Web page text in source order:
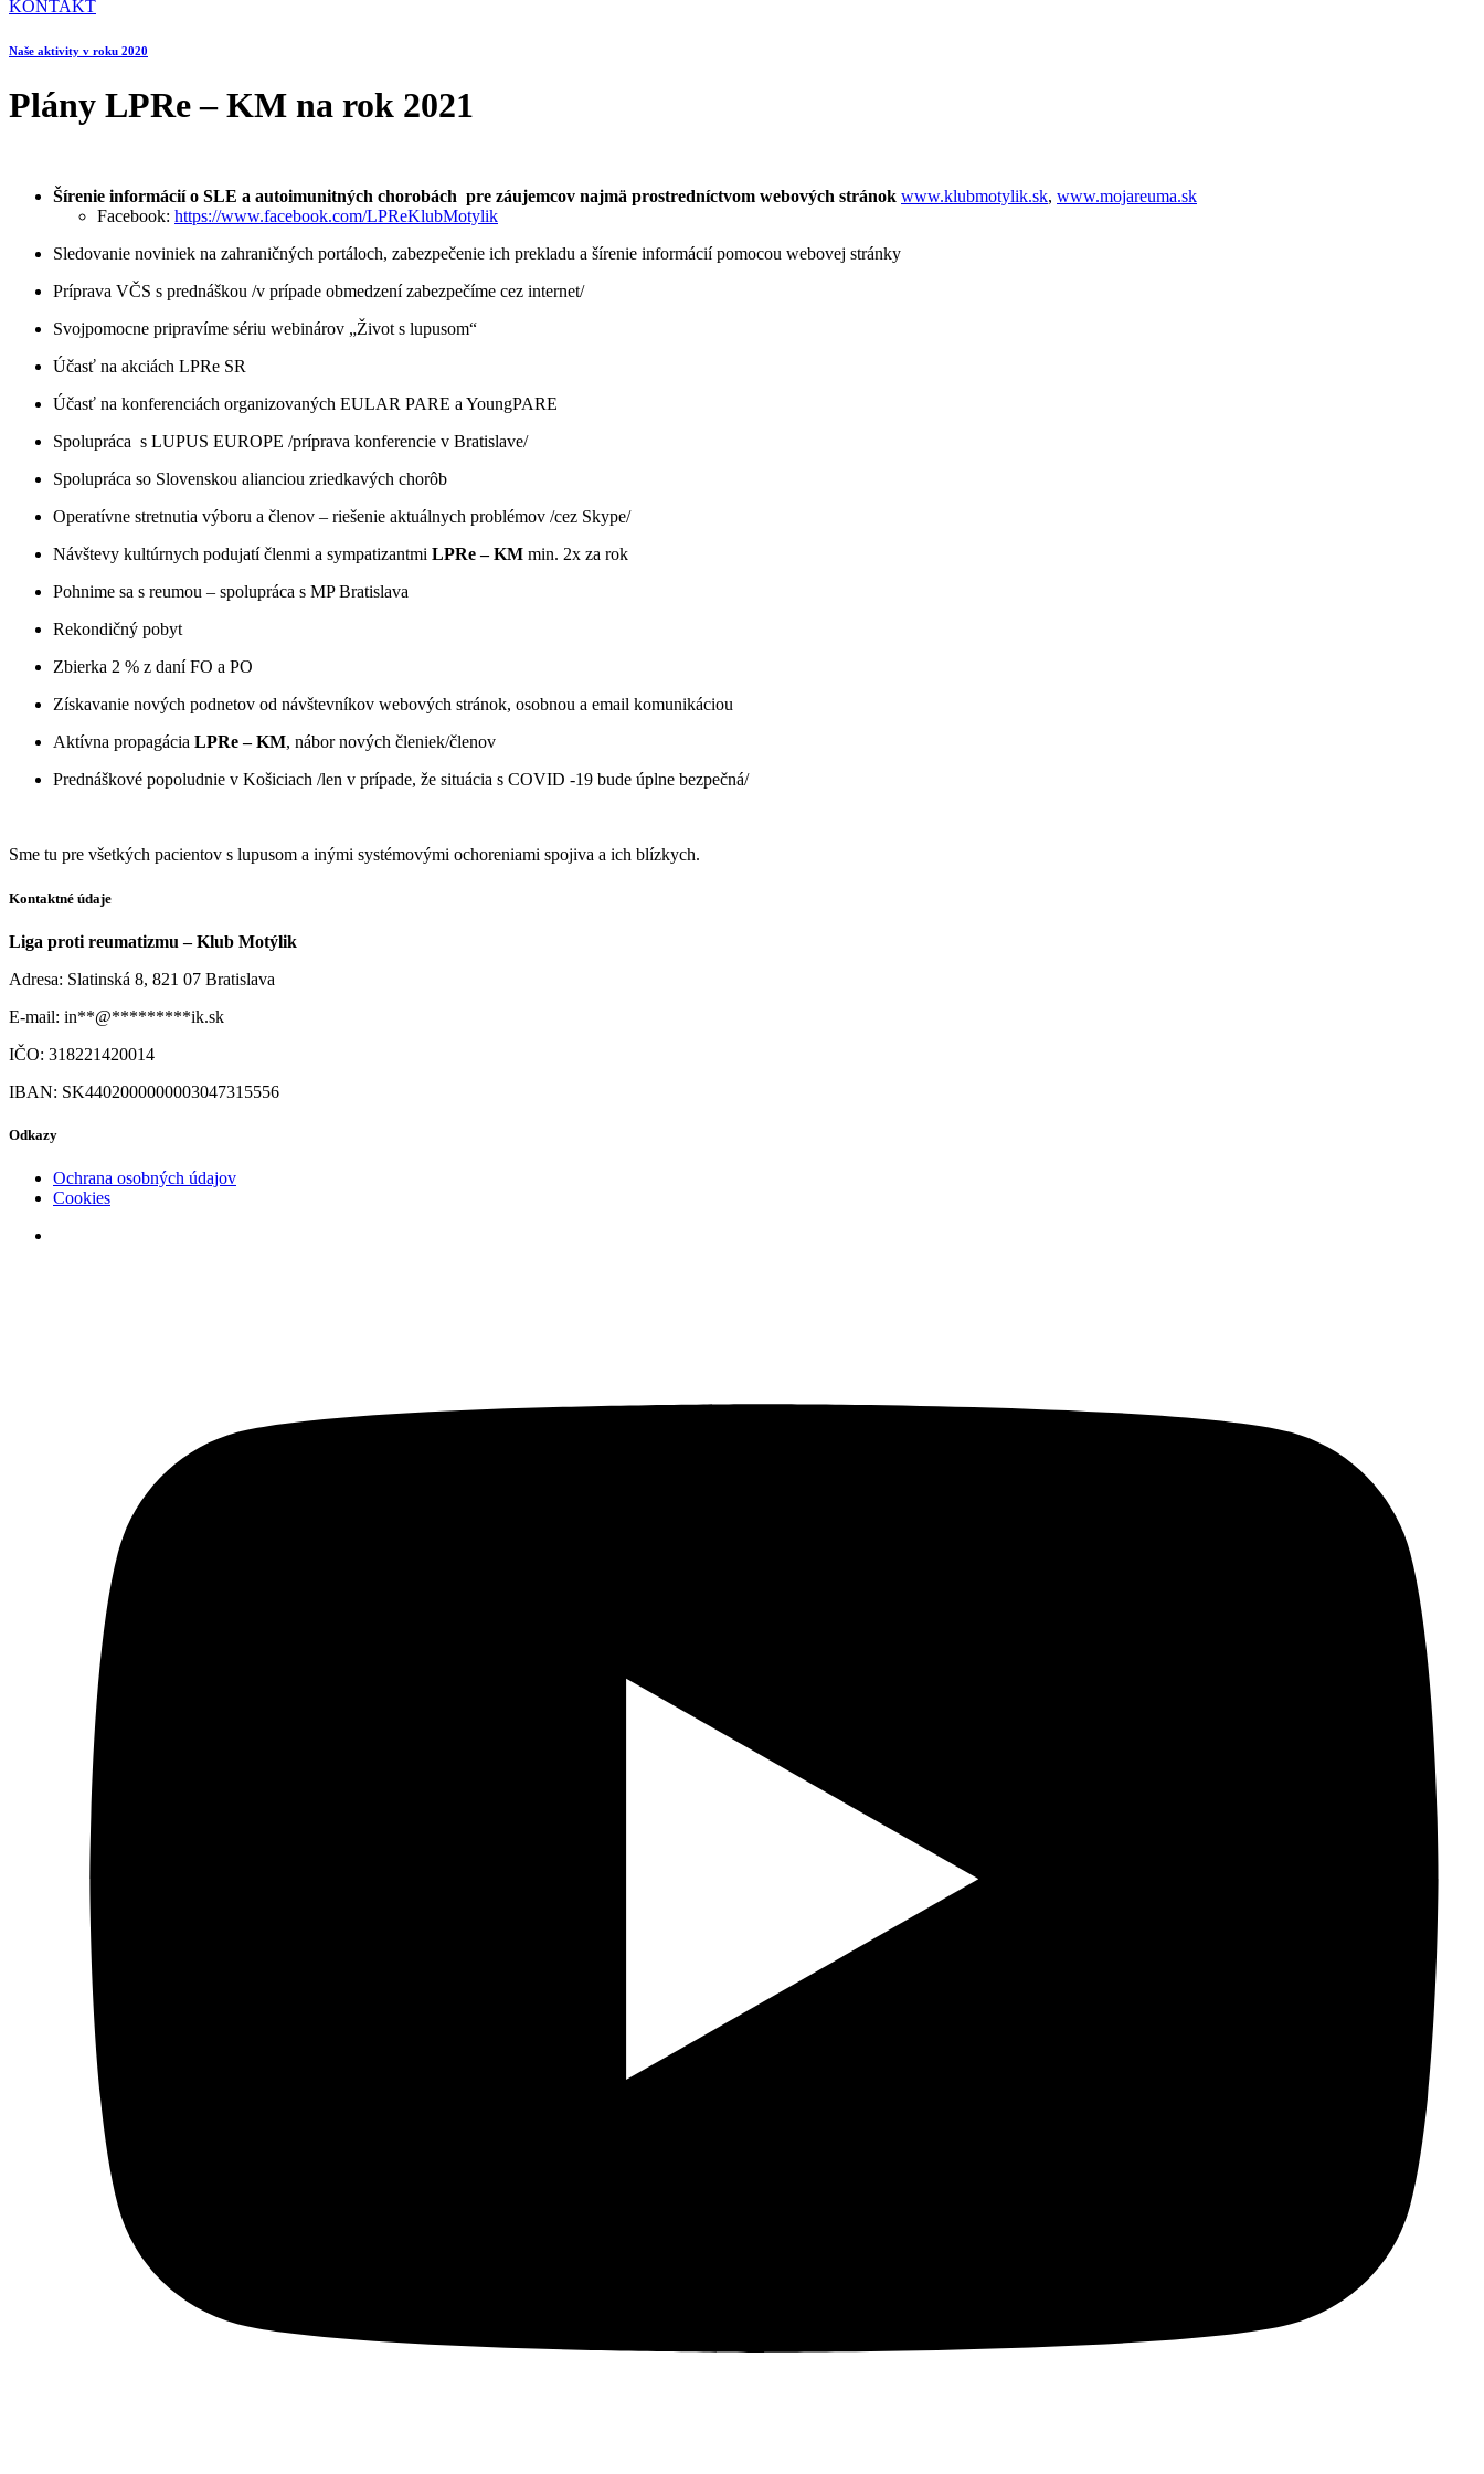
KONTAKT
Naše aktivity v roku 2020
Plány LPRe – KM na rok 2021
Šírenie informácií o SLE a autoimunitných chorobách pre záujemcov najmä prostredníctvom webových stránok www.klubmotylik.sk, www.mojareuma.sk
Facebook: https://www.facebook.com/LPReKlubMotylik
Sledovanie noviniek na zahraničných portáloch, zabezpečenie ich prekladu a šírenie informácií pomocou webovej stránky
Príprava VČS s prednáškou /v prípade obmedzení zabezpečíme cez internet/
Svojpomocne pripravíme sériu webinárov „Život s lupusom“
Účasť na akciách LPRe SR
Účasť na konferenciách organizovaných EULAR PARE a YoungPARE
Spolupráca s LUPUS EUROPE /príprava konferencie v Bratislave/
Spolupráca so Slovenskou alianciou zriedkavých chorôb
Operatívne stretnutia výboru a členov – riešenie aktuálnych problémov /cez Skype/
Návštevy kultúrnych podujatí členmi a sympatizantmi LPRe – KM min. 2x za rok
Pohnime sa s reumou – spolupráca s MP Bratislava
Rekondičný pobyt
Zbierka 2 % z daní FO a PO
Získavanie nových podnetov od návštevníkov webových stránok, osobnou a email komunikáciou
Aktívna propagácia LPRe – KM, nábor nových členiek/členov
Prednáškové popoludnie v Košiciach /len v prípade, že situácia s COVID -19 bude úplne bezpečná/
Sme tu pre všetkých pacientov s lupusom a inými systémovými ochoreniami spojiva a ich blízkych.
Kontaktné údaje
Liga proti reumatizmu – Klub Motýlik
Adresa: Slatinská 8, 821 07 Bratislava
E-mail: in**@*********ik.sk
IČO: 318221420014
IBAN: SK4402000000003047315556
Odkazy
Ochrana osobných údajov
Cookies